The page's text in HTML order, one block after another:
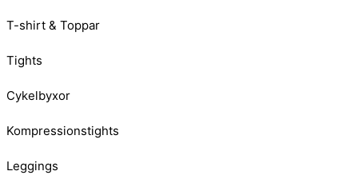
T-shirt & Toppar
Tights
Cykelbyxor
Kompressionstights
Leggings